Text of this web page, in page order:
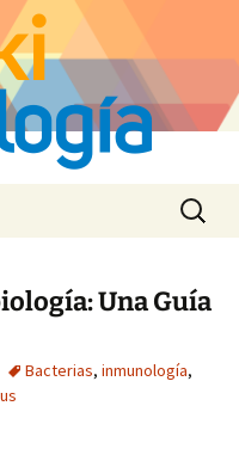
Buscar:
Una Guía
Bacterias, inmunología,